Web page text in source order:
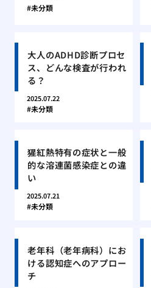
未分類
大人のADHD診断プロセ
ス、どんな検査が行われ
る？
2025.07.22
未分類
猩紅熱特有の症状と一般
的な溶連菌感染症との違
い
2025.07.21
未分類
老年科（老年病科）にお
ける認知症へのアプロー
チ